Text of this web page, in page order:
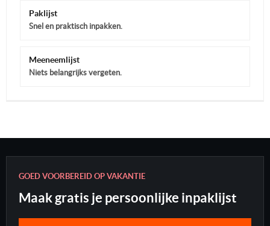
Paklijst
Snel en praktisch inpakken.
Meeneemlijst
Niets belangrijks vergeten.
GOED VOORBEREID OP VAKANTIE
Maak gratis je persoonlijke inpaklijst